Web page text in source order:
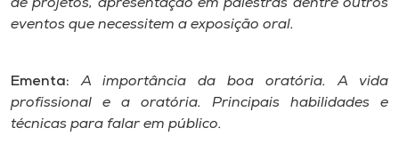
de projetos, apresentação em palestras dentre outros
eventos que necessitem a exposição oral.
Ementa: A importância da boa oratória. A vida
profissional e a oratória. Principais habilidades e
técnicas para falar em público.